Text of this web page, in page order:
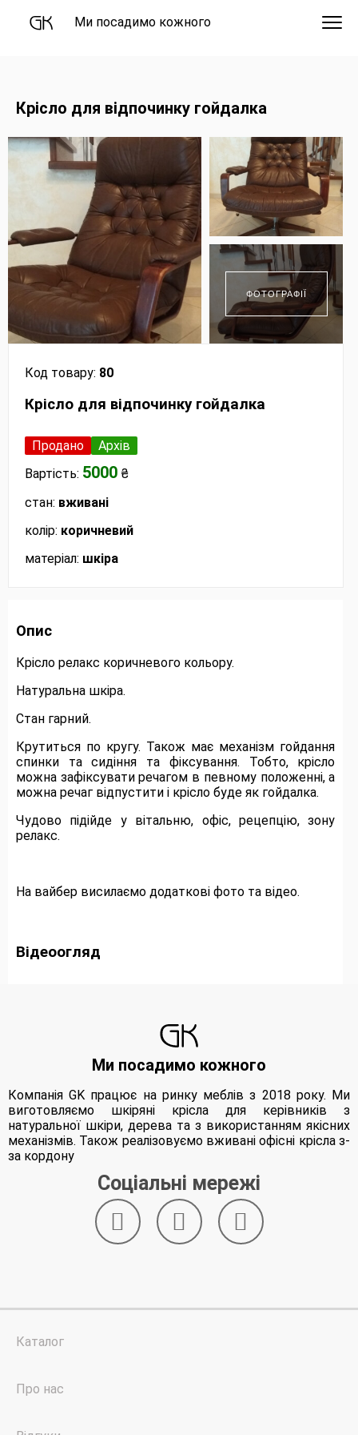
Ми посадимо кожного
Крісло для відпочинку гойдалка
ФОТОГРАФІЇ
Код товару: 80
Крісло для відпочинку гойдалка
Продано
Архів
Вартість: 5000 ₴
стан: вживані
колір: коричневий
матеріал: шкіра
Опис
Крісло релакс коричневого кольору.
Натуральна шкіра.
Стан гарний.
Крутиться по кругу. Також має механізм гойдання
спинки та сидіння та фіксування. Тобто, крісло
можна зафіксувати речагом в певному положенні, а
можна речаг відпустити і крісло буде як гойдалка.
Чудово підійде у вітальню, офіс, рецепцію, зону
релакс.
На вайбер висилаємо додаткові фото та відео.
Відеоогляд
Ми посадимо кожного
Компанія GK працює на ринку меблів з 2018 року. Ми
виготовляємо шкіряні крісла для керівників з
натуральної шкіри, дерева та з використанням якісних
механізмів. Також реалізовуємо вживані офісні крісла з-
за кордону
Соціальні мережі
Каталог
Про нас